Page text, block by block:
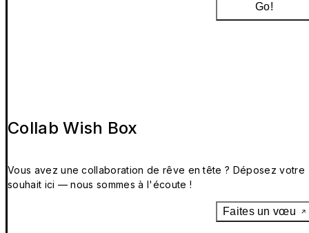
Go!
Collab Wish Box
Vous avez une collaboration de rêve en tête ? Déposez votre
souhait ici — nous sommes à l'écoute !
Faites un vœu